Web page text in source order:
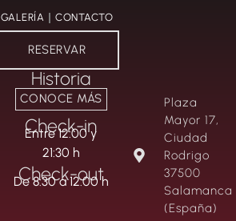
GALERÍA CONTACTO
RESERVAR
Historia
CONOCE MÁS
Check-in
Entre 12:00 y
21:30 h
Check-out
De 8:30 a 12:00 h
Plaza
Mayor 17,
Ciudad
Rodrigo
37500
Salamanca
(España)